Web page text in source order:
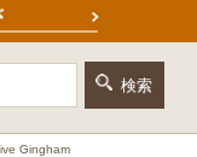
Gingham